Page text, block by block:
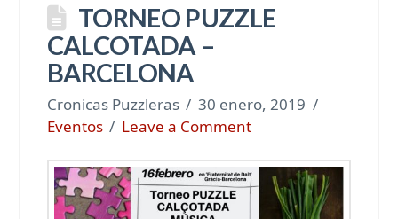
TORNEO PUZZLE
CALCOTADA –
BARCELONA
Cronicas Puzzleras
30 enero, 2019
Eventos
Leave a Comment